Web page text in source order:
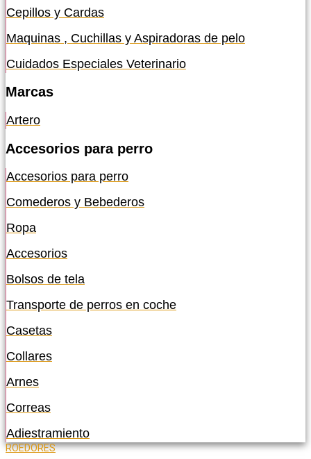
Cepillos y Cardas
Maquinas , Cuchillas y Aspiradoras de pelo
Cuidados Especiales Veterinario
Marcas
Artero
Accesorios para perro
Accesorios para perro
Comederos y Bebederos
Ropa
Accesorios
Bolsos de tela
Transporte de perros en coche
Casetas
Collares
Arnes
Correas
Adiestramiento
ROEDORES